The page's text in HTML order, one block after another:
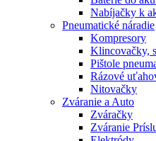
Nabíjačky k
Pneumatické náradie
Kompresory
Klincovačky,
Pištole
Rázové
Nitovačky
Zváranie a Auto
Zváračky
Zváranie